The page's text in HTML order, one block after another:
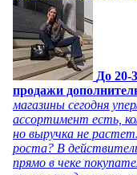
До 20-
продажи
магазины сегодня
ассортимент есть,
но выручка не
роста? В
прямо в чеке